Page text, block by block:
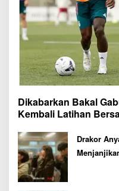
Dikabarkan Bakal
Kembali Latihan
Drakor